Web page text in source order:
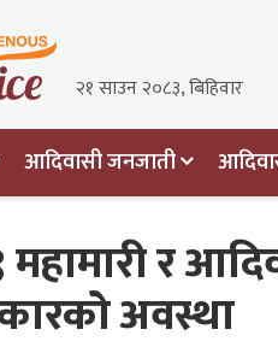
२१ साउन २०८३, बिहिवार
आदिवासी जनजाती
र
अवस्था